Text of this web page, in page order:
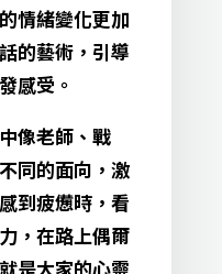
情緒變化更加
的藝術，引導
感受。
像老師、戰
同的面向，激
到疲憊時，看
，在路上偶爾
是大家的心靈